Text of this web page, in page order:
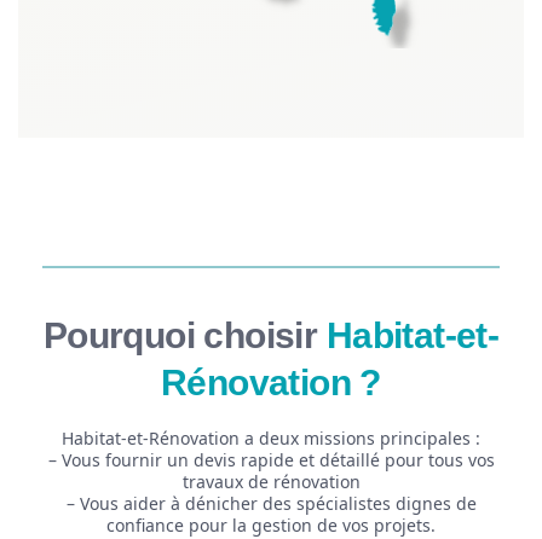
Pourquoi choisir Habitat-et-
Rénovation ?
Habitat-et-Rénovation a deux missions principales :
– Vous fournir un devis rapide et détaillé pour tous vos
travaux de rénovation
– Vous aider à dénicher des spécialistes dignes de
confiance pour la gestion de vos projets.